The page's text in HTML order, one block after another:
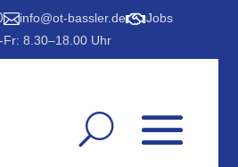
info@ot-bassler.deJobs
Fr: 8.30–18.00 Uhr